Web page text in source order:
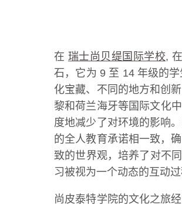
在 瑞士尚贝缇国际学校,
石，它为 9 至 14 年级的
化宝藏、不同的地方和创
黎和荷兰海牙等国际文化
度地减少了对环境的影响
的全人教育承诺相一致，
致的世界观，培养了对不
习被视为一个动态的互动
尚皮泰特学院的文化之旅